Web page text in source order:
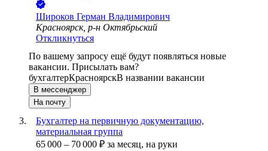
Широков Герман Владимирович
Красноярск, р-н Октябрьский
Откликнуться
По вашему запросу ещё будут появляться новые
вакансии. Присылать вам?
бухгалтерКрасноярскВ названии вакансии
В мессенджер
На почту
Бухгалтер на первичную документацию,
материальная группа
65 000 – 70 000 ₽ за месяц, на руки